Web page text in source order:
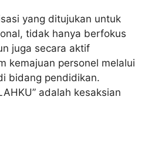
yang ditujukan untuk
tidak hanya berfokus
juga secara aktif
kemajuan personel melalui
bidang pendidikan.
adalah kesaksian